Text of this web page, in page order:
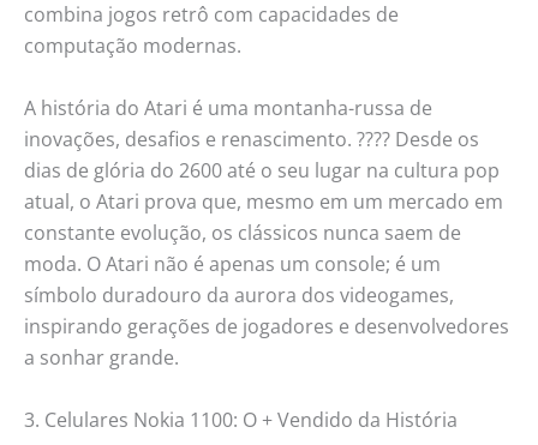
combina jogos retrô com capacidades de
computação modernas.
A história do Atari é uma montanha-russa de
inovações, desafios e renascimento. ???? Desde os
dias de glória do 2600 até o seu lugar na cultura pop
atual, o Atari prova que, mesmo em um mercado em
constante evolução, os clássicos nunca saem de
moda. O Atari não é apenas um console; é um
símbolo duradouro da aurora dos videogames,
inspirando gerações de jogadores e desenvolvedores
a sonhar grande.
3. Celulares Nokia 1100: O + Vendido da História